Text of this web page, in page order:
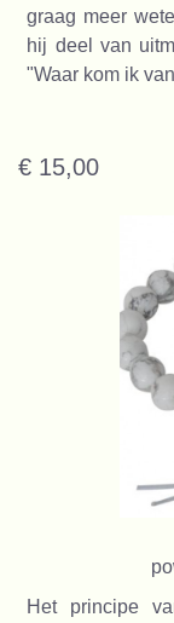
graag meer
hij deel van
"Waar kom ik
€ 15,00
Het principe